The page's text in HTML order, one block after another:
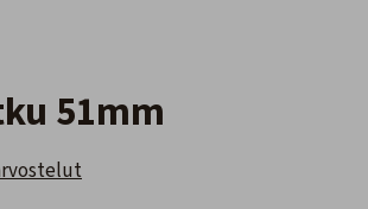
51mm